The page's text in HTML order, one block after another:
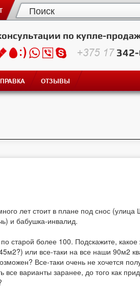
по купле-
+375 17342-
ОТЗЫВЫ
лет стоит в плане под снос (улица
и бабушка-инвалид.
старой более 100. Подскажите, какое
или все-таки на все наши 90м2
Все-таки очень не хочется
варианты заранее, до того как